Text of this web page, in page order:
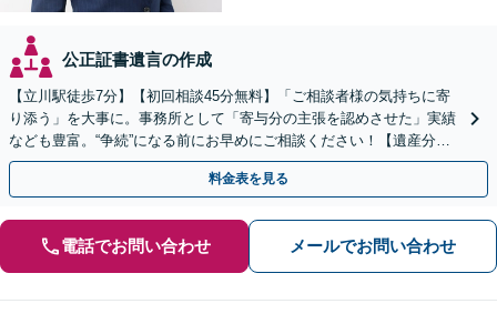
公正証書遺言の作成
【立川駅徒歩7分】【初回相談45分無料】「ご相談者様の気持ちに寄
り添う」を大事に。事務所として「寄与分の主張を認めさせた」実績
なども豊富。“争続”になる前にお早めにご相談ください！【遺産分割
／遺留分侵害額請求／相続放棄／生前贈与／遺言作成】
料金表を見る
電話でお問い合わせ メールでお問い合わせ